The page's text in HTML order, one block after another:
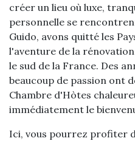
créer un lieu où luxe,
personnelle se
Guido, avons quitté les
l'aventure de la
le sud de la France. Des
beaucoup de passion ont
Chambre d'Hòtes
immédiatement le
Ici, vous pourrez profiter